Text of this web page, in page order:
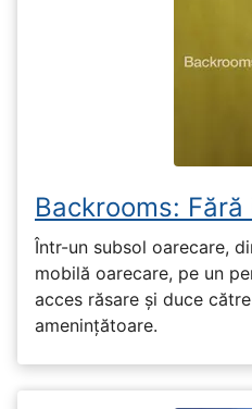
Backrooms:
Într-un subsol oarecare,
mobilă oarecare, pe un
acces răsare și duce
amenințătoare.